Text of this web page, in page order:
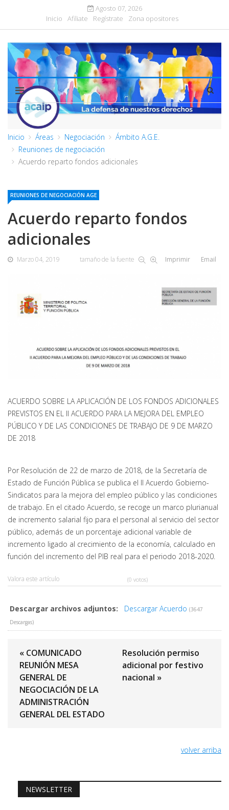
Agosto 07, 2026
Inicio
Afiliate Regístrate Zona opositores
Inicio Áreas Negociación
Ámbito A.G.E.
Reuniones de negociación
Acuerdo reparto fondos adicionales
REUNIONES DE NEGOCIACIÓN AGE
Acuerdo reparto fondos
adicionales
Marzo 04, 2019 tamaño de la fuente Imprimir Email
ACUERDO SOBRE LA APLICACIÓN DE LOS FONDOS ADICIONALES
PREVISTOS EN EL II ACUERDO PARA LA MEJORA DEL EMPLEO
PÚBLICO Y DE LAS CONDICIONES DE TRABAJO DE 9 DE MARZO
DE 2018
Por Resolución de 22 de marzo de 2018, de la Secretaría de
Estado de Función Pública se publica el II Acuerdo Gobierno-
Sindicatos para la mejora del empleo público y las condiciones
de trabajo. En el citado Acuerdo, se recoge un marco plurianual
de incremento salarial fijo para el personal al servicio del sector
público, además de un porcentaje adicional variable de
incremento ligado al crecimiento de la economía, calculado en
función del incremento del PIB real para el periodo 2018-2020.
Valora este artículo (0 votos)
Descargar archivos adjuntos: Descargar Acuerdo (3647
Descargas)
« COMUNICADO
REUNIÓN MESA
GENERAL DE
NEGOCIACIÓN DE LA
ADMINISTRACIÓN
GENERAL DEL ESTADO
Resolución permiso
adicional por festivo
nacional »
volver arriba
NEWSLETTER